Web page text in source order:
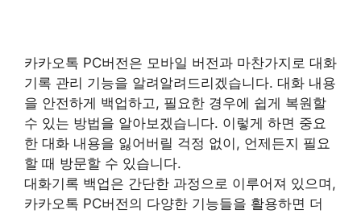
카카오톡 PC버전은 모바일 버전과 마찬가지로 대화
기록 관리 기능을 알려알려드리겠습니다. 대화 내용
을 안전하게 백업하고, 필요한 경우에 쉽게 복원할
수 있는 방법을 알아보겠습니다. 이렇게 하면 중요
한 대화 내용을 잃어버릴 걱정 없이, 언제든지 필요
할 때 방문할 수 있습니다.
대화기록 백업은 간단한 과정으로 이루어져 있으며,
카카오톡 PC버전의 다양한 기능들을 활용하면 더